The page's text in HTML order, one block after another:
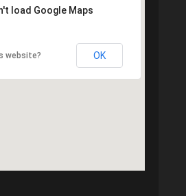
load Google Maps
website? OK